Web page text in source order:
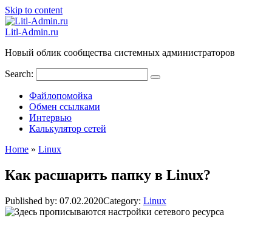
Skip to content
Litl-Admin.ru
Новый облик сообщества системных администраторов
Search:
Файлопомойка
Обмен ссылками
Интервью
Калькулятор сетей
Home » Linux
Как расшарить папку в Linux?
Published by: 07.02.2020Category: Linux